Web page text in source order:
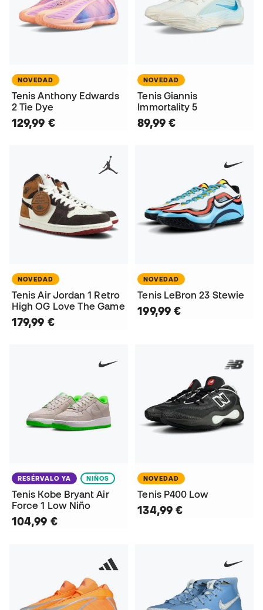
NOVEDAD
Tenis Anthony Edwards
2 Tie Dye
129,99 €
NOVEDAD
Tenis Giannis
Immortality 5
89,99 €
NOVEDAD
Tenis Air Jordan 1 Retro
High OG Love The Game
179,99 €
NOVEDAD
Tenis LeBron 23 Stewie
199,99 €
RESÉRVALO YA NIÑOS
Tenis Kobe Bryant Air
Force 1 Low Niño
104,99 €
NOVEDAD
Tenis P400 Low
134,99 €